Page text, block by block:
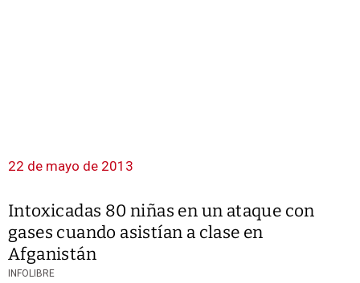
22 de mayo de 2013
Intoxicadas 80 niñas en un ataque con
gases cuando asistían a clase en
Afganistán
INFOLIBRE